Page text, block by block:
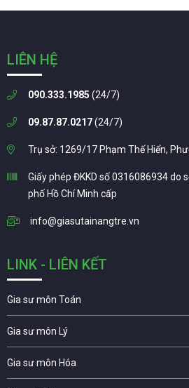
LIÊN HỆ
090.333.1985 (24/7)
09.87.87.0217(24/7)
Trụ sở: 1269/17 Phạm Thế Hiển,
Giấy phép ĐKKD số 0316086934 do
phố Hồ Chí Minh cấp
info@giasutainangtre.vn
LINK - LIÊN KẾT
Gia sư môn Toán
Gia sư môn Lý
Gia sư môn Hóa